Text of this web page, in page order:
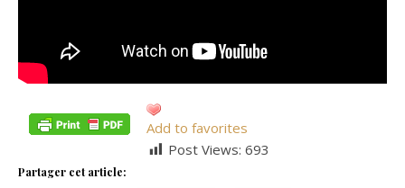
Add to favorites
Post Views: 693
Partager cet article: